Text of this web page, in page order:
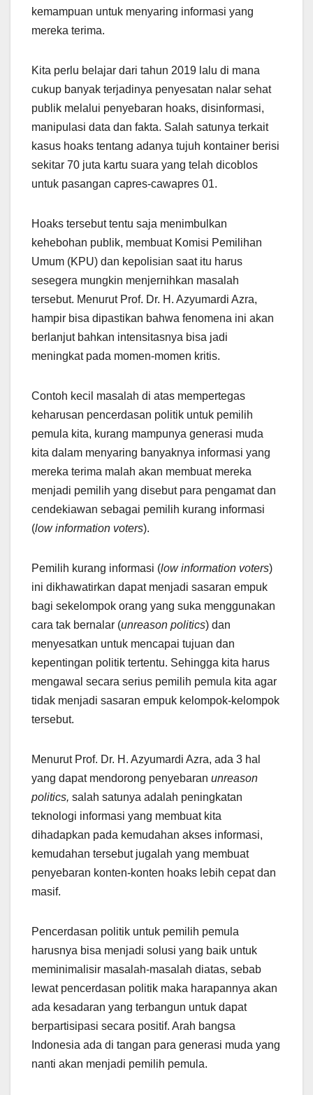
kemampuan untuk menyaring informasi yang
mereka terima.
Kita perlu belajar dari tahun 2019 lalu di mana
cukup banyak terjadinya penyesatan nalar sehat
publik melalui penyebaran hoaks, disinformasi,
manipulasi data dan fakta. Salah satunya terkait
kasus hoaks tentang adanya tujuh kontainer berisi
sekitar 70 juta kartu suara yang telah dicoblos
untuk pasangan capres-cawapres 01.
Hoaks tersebut tentu saja menimbulkan
kehebohan publik, membuat Komisi Pemilihan
Umum (KPU) dan kepolisian saat itu harus
sesegera mungkin menjernihkan masalah
tersebut. Menurut Prof. Dr. H. Azyumardi Azra,
hampir bisa dipastikan bahwa fenomena ini akan
berlanjut bahkan intensitasnya bisa jadi
meningkat pada momen-momen kritis.
Contoh kecil masalah di atas mempertegas
keharusan pencerdasan politik untuk pemilih
pemula kita, kurang mampunya generasi muda
kita dalam menyaring banyaknya informasi yang
mereka terima malah akan membuat mereka
menjadi pemilih yang disebut para pengamat dan
cendekiawan sebagai pemilih kurang informasi
(low information voters).
Pemilih kurang informasi (low information voters)
ini dikhawatirkan dapat menjadi sasaran empuk
bagi sekelompok orang yang suka menggunakan
cara tak bernalar (unreason politics) dan
menyesatkan untuk mencapai tujuan dan
kepentingan politik tertentu. Sehingga kita harus
mengawal secara serius pemilih pemula kita agar
tidak menjadi sasaran empuk kelompok-kelompok
tersebut.
Menurut Prof. Dr. H. Azyumardi Azra, ada 3 hal
yang dapat mendorong penyebaran unreason
politics, salah satunya adalah peningkatan
teknologi informasi yang membuat kita
dihadapkan pada kemudahan akses informasi,
kemudahan tersebut jugalah yang membuat
penyebaran konten-konten hoaks lebih cepat dan
masif.
Pencerdasan politik untuk pemilih pemula
harusnya bisa menjadi solusi yang baik untuk
meminimalisir masalah-masalah diatas, sebab
lewat pencerdasan politik maka harapannya akan
ada kesadaran yang terbangun untuk dapat
berpartisipasi secara positif. Arah bangsa
Indonesia ada di tangan para generasi muda yang
nanti akan menjadi pemilih pemula.